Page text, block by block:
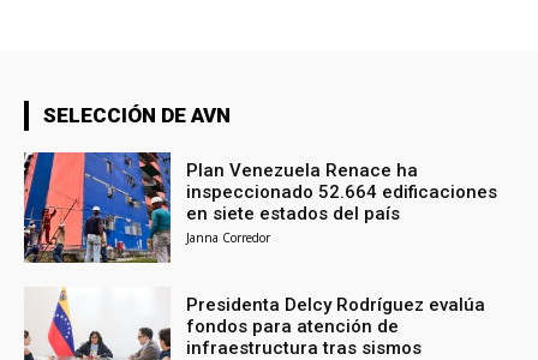
SELECCIÓN DE AVN
Plan Venezuela Renace ha
inspeccionado 52.664 edificaciones
en siete estados del país
Janna Corredor
Presidenta Delcy Rodríguez evalúa
fondos para atención de
infraestructura tras sismos